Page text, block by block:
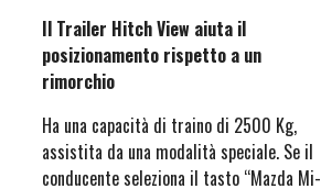
Il Trailer Hitch View aiuta il
posizionamento rispetto a un
rimorchio
Ha una capacità di traino di 2500 Kg,
assistita da una modalità speciale. Se il
conducente seleziona il tasto “Mazda Mi-